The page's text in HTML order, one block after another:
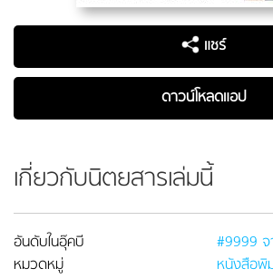
แชร์
ดาวน์โหลดแอป
เกี่ยวกับนิตยสารเล่มนี้
อันดับในอุ๊คบี
#9999
หมวดหมู่
หนังสือพิ